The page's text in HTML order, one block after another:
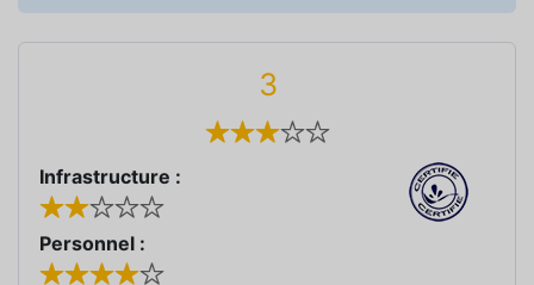
3
Infrastructure :
Personnel :